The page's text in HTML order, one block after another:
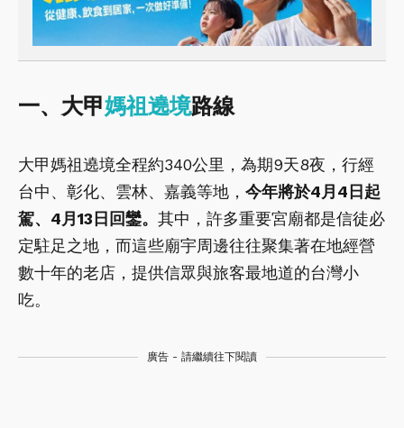
一、大甲媽祖遶境路線
大甲媽祖遶境全程約340公里，為期9天8夜，行經
台中、彰化、雲林、嘉義等地， 今年將於4月4日起
駕、4月13日回鑾。 其中，許多重要宮廟都是信徒必
定駐足之地，而這些廟宇周邊往往聚集著在地經營
數十年的老店，提供信眾與旅客最地道的台灣小
吃。
廣告 - 請繼續往下閱讀